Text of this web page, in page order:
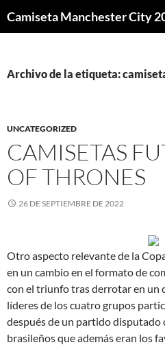
Camiseta Manchester City
Archivo de la etiqueta:
UNCATEGORIZED
CAMISETAS
OF THRONES
26 DE SEPTIEMBRE DE 2022
Otro aspecto relevante de la
en un cambio en el formato de
con el triunfo tras derrotar en un
líderes de los cuatro grupos
después de un partido
brasileños que además eran los